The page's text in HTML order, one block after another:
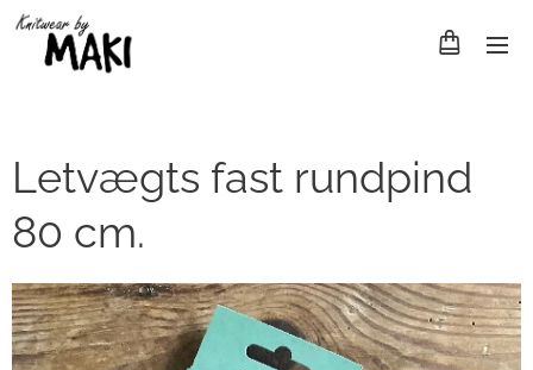
Letvægts fast rundpind
80 cm.